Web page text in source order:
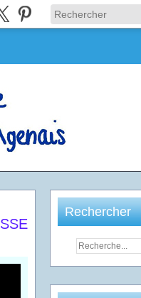
Rechercher